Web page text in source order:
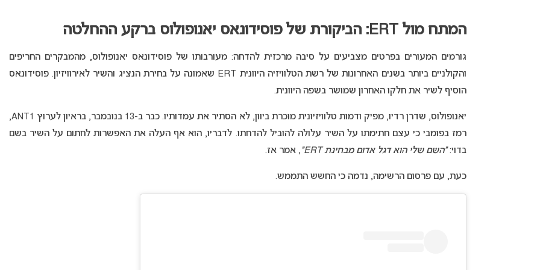
המתח מול ERT: הביקורת של פוסידונאס יאנופולוס ברקע ההחלטה
גורמים המעורים בפרטים מצביעים על סיבה מרכזית להדחה: מעורבותו של פוסידונאס יאנופולוס, מהמבקרים החריפים
והקולניים ביותר בשנים האחרונות של רשת הטלוויזיה היוונית ERT שאמונה על בחירת הנציג והשיר לאירוויזיון. פוסידונאס
הוסיף לשיר את חלקו האחרון שמושר בשפה היוונית.
יאנופולוס, שדרן רדיו, מפיק ודמות טלוויזיונית מוכרת ביוון, לא הסתיר את עמדותיו. כבר ב-13 בנובמבר, בראיון לערוץ ANT1,
רמז בפומבי כי עצם חתימתו על השיר עלולה להוביל להדחתו. לדבריו, הוא אף העלה את האפשרות לחתום על השיר בשם
בדוי:“השם שלי הוא דגל אדום מבחינת ERT” , אמר אז.
כעת, עם פרסום הרשימה, נדמה כי החשש התממש.